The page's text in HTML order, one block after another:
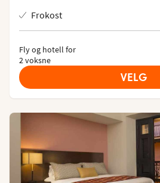
Frokost
Fly og hotell for
2 voksne
VELG